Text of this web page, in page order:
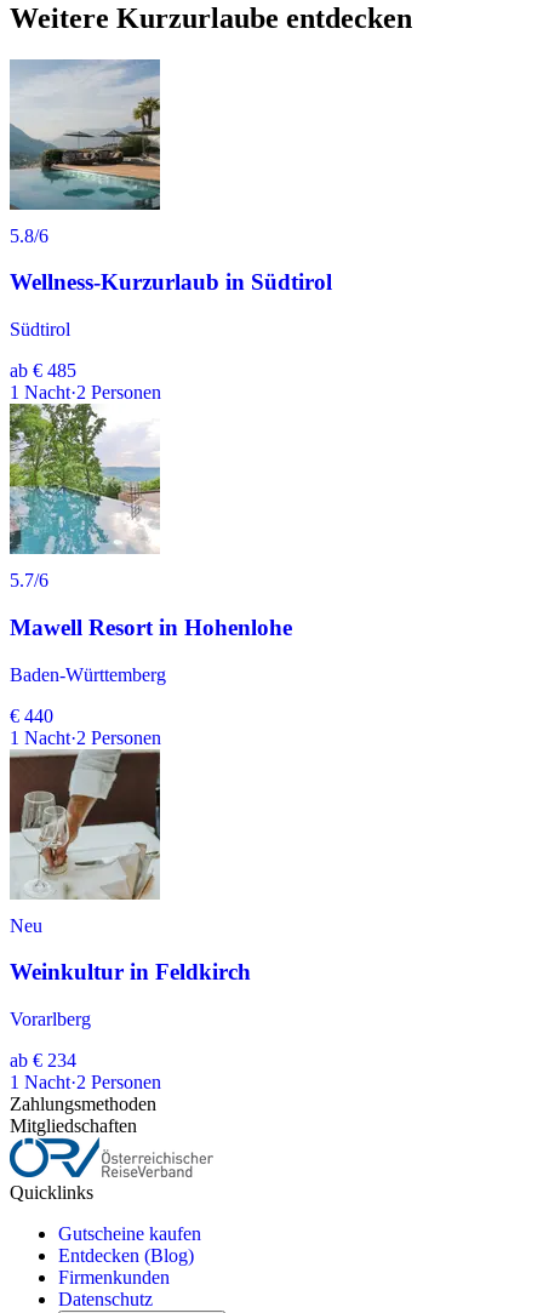
Weitere Kurzurlaube entdecken
5.8/6
Wellness-Kurzurlaub in Südtirol
Südtirol
ab € 485
1 Nacht·2 Personen
5.7/6
Mawell Resort in Hohenlohe
Baden-Württemberg
€ 440
1 Nacht·2 Personen
Neu
Weinkultur in Feldkirch
Vorarlberg
ab € 234
1 Nacht·2 Personen
Zahlungsmethoden
Mitgliedschaften
Quicklinks
Gutscheine kaufen
Entdecken (Blog)
Firmenkunden
Datenschutz